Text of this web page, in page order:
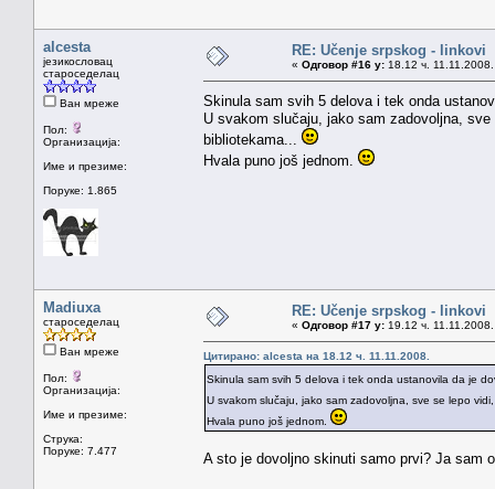
alcesta
језикословац
староседелац
Ван мреже
Пол:
Организација:
Име и презиме:
Поруке: 1.865
RE: Učenje srpskog - linkovi
« Одговор #16 у: 18.12 ч.
Skinula sam svih 5 delova i tek onda
U svakom slučaju, jako sam zadovoljna,
bibliotekama...
Hvala puno još jednom.
Madiuxa
староседелац
Ван мреже
Пол:
Организација:
Име и презиме:
Струка:
Поруке: 7.477
RE: Učenje srpskog - linkovi
« Одговор #17 у: 19.12 ч.
Цитирано: alcesta на 18.12 ч. 11.11.2008.
Skinula sam svih 5 delova i tek onda ustanovila da je
U svakom slučaju, jako sam zadovoljna, sve se lepo
Hvala puno još jednom.
A sto je dovoljno skinuti samo prvi? Ja sam